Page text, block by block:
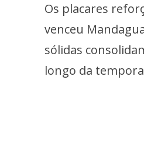
Os placares
venceu
sólidas
longo da